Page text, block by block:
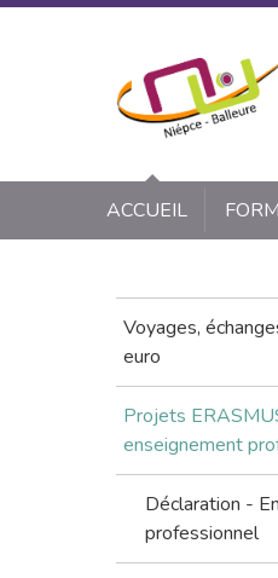
ACCUEIL
Voyages,
euro
Projets
enseignement
Déclaration -
professionnel
Panneau de gestion des cookies